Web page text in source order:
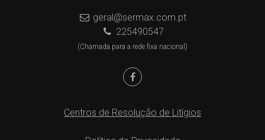
geral@sermax.com.pt
225490547
(Chamada para a rede fixa nacional)
Centros de Resolução de Litígios